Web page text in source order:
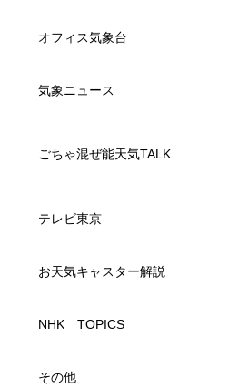
オフィス気象台
気象ニュース
ごちゃ混ぜ能天気TALK
テレビ東京
お天気キャスター解説
NHK TOPICS
その他